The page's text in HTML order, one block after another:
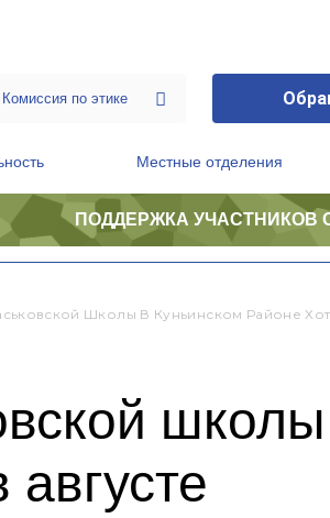
Местные отделения
ПОДДЕРЖКА УЧАСТНИКОВ
Школы В Куньинском Районе